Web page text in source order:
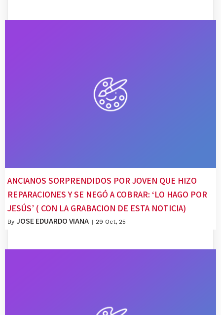
ANCIANOS SORPRENDIDOS POR JOVEN QUE HIZO
REPARACIONES Y SE NEGÓ A COBRAR: ‘LO HAGO POR
JESÚS’ ( CON LA GRABACION DE ESTA NOTICIA)
By JOSE EDUARDO VIANA | 29 Oct, 25